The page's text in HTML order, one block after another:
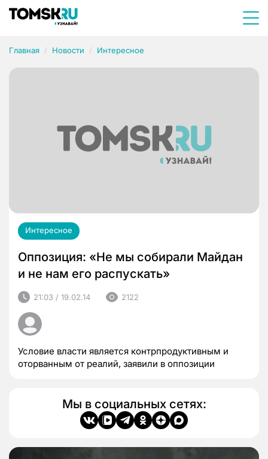
Главная Новости Интересное
Интересное
Оппозиция: «Не мы собирали Майдан
и не нам его распускать»
21:03 / 19.02.14 2122
Условие власти является контрпродуктивным и
оторванным от реалий, заявили в оппозиции
Мы в социальных сетях: